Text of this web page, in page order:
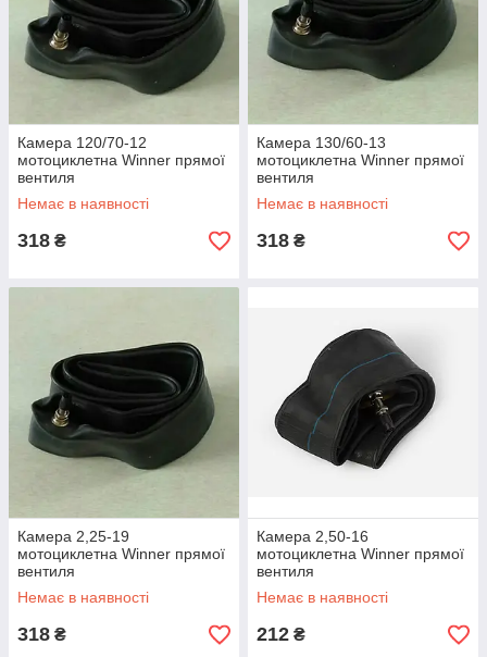
Камера 120/70-12
мотоциклетна Winner прямої
вентиля
Немає в наявності
318 ₴
Камера 130/60-13
мотоциклетна Winner прямої
вентиля
Немає в наявності
318 ₴
Камера 2,25-19
мотоциклетна Winner прямої
вентиля
Немає в наявності
318 ₴
Камера 2,50-16
мотоциклетна Winner прямої
вентиля
Немає в наявності
212 ₴